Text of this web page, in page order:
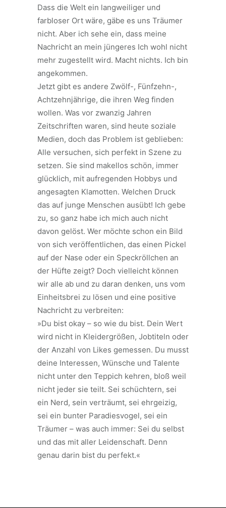
Dass die Welt ein langweiliger und
farbloser Ort wäre, gäbe es uns Träumer
nicht. Aber ich sehe ein, dass meine
Nachricht an mein jüngeres Ich wohl nicht
mehr zugestellt wird. Macht nichts. Ich bin
angekommen.
Jetzt gibt es andere Zwölf-, Fünfzehn-,
Achtzehnjährige, die ihren Weg finden
wollen. Was vor zwanzig Jahren
Zeitschriften waren, sind heute soziale
Medien, doch das Problem ist geblieben:
Alle versuchen, sich perfekt in Szene zu
setzen. Sie sind makellos schön, immer
glücklich, mit aufregenden Hobbys und
angesagten Klamotten. Welchen Druck
das auf junge Menschen ausübt! Ich gebe
zu, so ganz habe ich mich auch nicht
davon gelöst. Wer möchte schon ein Bild
von sich veröffentlichen, das einen Pickel
auf der Nase oder ein Speckröllchen an
der Hüfte zeigt? Doch vielleicht können
wir alle ab und zu daran denken, uns vom
Einheitsbrei zu lösen und eine positive
Nachricht zu verbreiten:
»Du bist okay – so wie du bist. Dein Wert
wird nicht in Kleidergrößen, Jobtiteln oder
der Anzahl von Likes gemessen. Du musst
deine Interessen, Wünsche und Talente
nicht unter den Teppich kehren, bloß weil
nicht jeder sie teilt. Sei schüchtern, sei
ein Nerd, sein verträumt, sei ehrgeizig,
sei ein bunter Paradiesvogel, sei ein
Träumer – was auch immer: Sei du selbst
und das mit aller Leidenschaft. Denn
genau darin bist du perfekt.«